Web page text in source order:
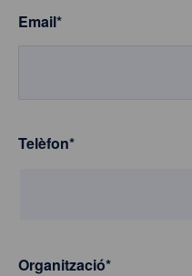
Email*
Telèfon*
Organització*